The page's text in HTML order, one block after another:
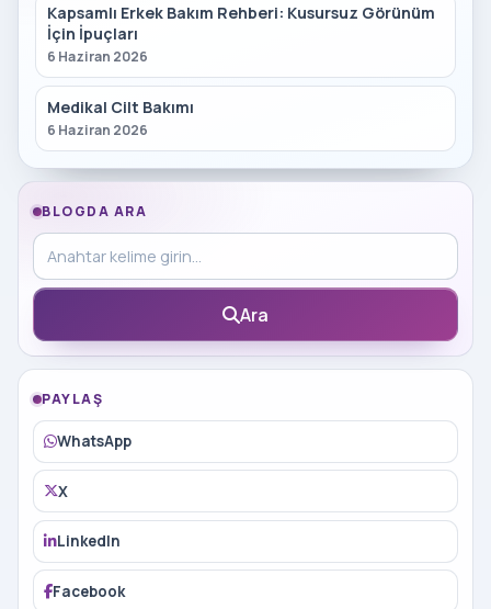
Kapsamlı Erkek Bakım Rehberi: Kusursuz Görünüm
İçin İpuçları
6 Haziran 2026
Medikal Cilt Bakımı
6 Haziran 2026
BLOGDA ARA
Blog içinde ara
Ara
PAYLAŞ
WhatsApp
X
LinkedIn
Facebook